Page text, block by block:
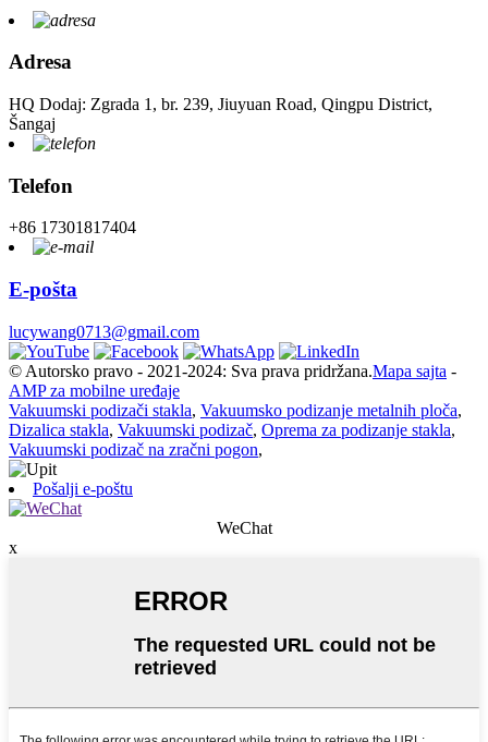
Adresa
HQ Dodaj: Zgrada 1, br. 239, Jiuyuan Road, Qingpu District,
Šangaj
Telefon
+86 17301817404
E-pošta
lucywang0713@gmail.com
© Autorsko pravo - 2021-2024: Sva prava pridržana.Mapa sajta -
AMP za mobilne uređaje
Vakuumski podizači stakla, Vakuumsko podizanje metalnih ploča,
Dizalica stakla, Vakuumski podizač, Oprema za podizanje stakla,
Vakuumski podizač na zračni pogon,
Pošalji e-poštu
WeChat
x